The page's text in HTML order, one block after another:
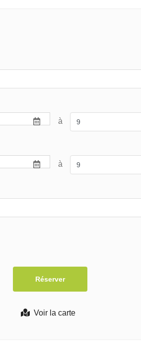
Voir la carte
à
à